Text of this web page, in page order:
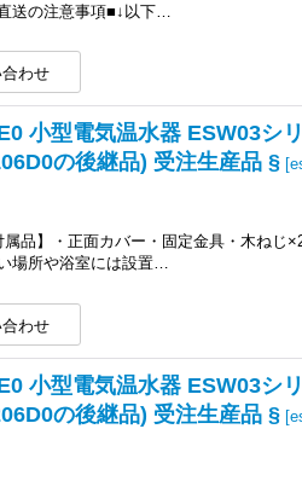
送の注意事項■↓以下…
小型電気温水器 ESW03シ
の後継品) 受注生産品 § [
品】・正面カバー・固定金具・木ね
場所や浴室には設置…
小型電気温水器 ESW03シ
の後継品) 受注生産品 § [